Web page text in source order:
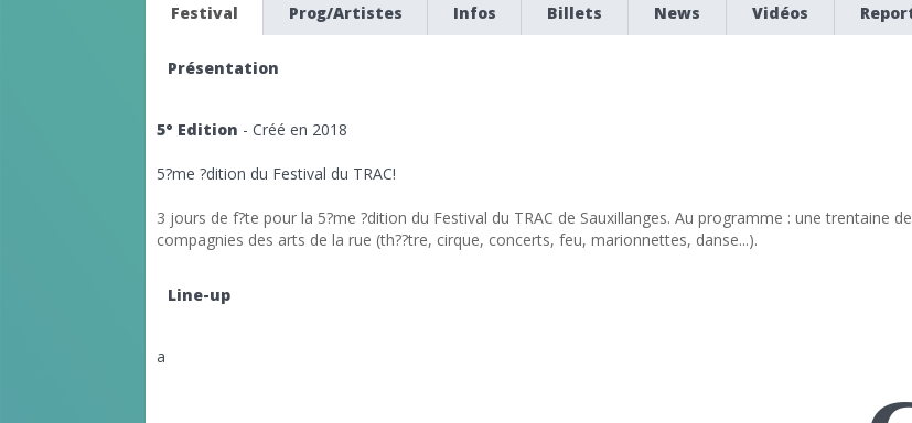
Festival Prog/Artistes Infos Billets News Vidéos
Présentation
5° Edition - Créé en 2018
5?me ?dition du Festival du TRAC!
3 jours de f?te pour la 5?me ?dition du Festival du TRAC de Sauxillanges. Au programme : une trentaine de
compagnies des arts de la rue (th??tre, cirque, concerts, feu, marionnettes, danse...).
Line-up
a